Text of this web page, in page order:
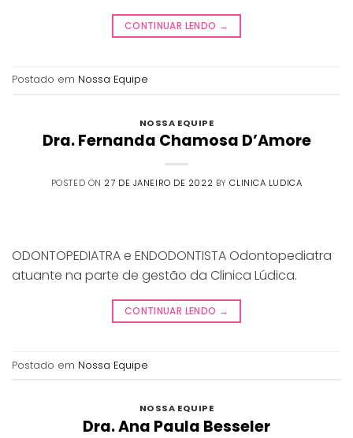
CONTINUAR LENDO →
Postado em Nossa Equipe
NOSSA EQUIPE
Dra. Fernanda Chamosa D’Amore
POSTED ON 27 DE JANEIRO DE 2022 BYCLINICA LUDICA
ODONTOPEDIATRA e ENDODONTISTA Odontopediatra
atuante na parte de gestão da Clinica Lúdica.
CONTINUAR LENDO →
Postado em Nossa Equipe
NOSSA EQUIPE
Dra. Ana Paula Besseler